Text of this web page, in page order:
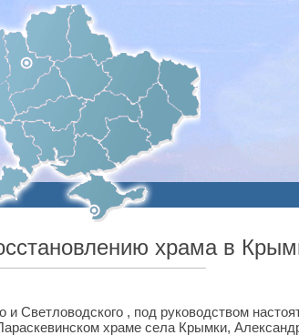
храма в
Светловодского , под руководством
храме села Крымки,